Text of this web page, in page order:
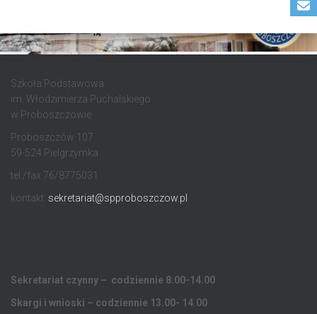
Szkoła Podstawowa
im. Włodzimierza Puchalskiego
w Proboszczowie
Proboszczów 107
59-524 Pielgrzymka
tel./fax 76/8775031
kontakt: sekretariat@spproboszczow.pl
Sekretariat czynny – codziennie 8.00-14.00
Skargi i wnioski – codziennie 13.00- 14.00